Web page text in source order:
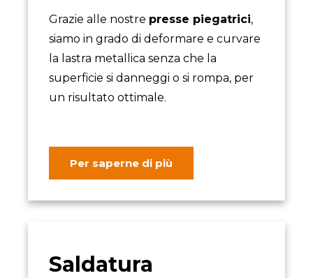
Grazie alle nostre presse piegatrici,
siamo in grado di deformare e curvare
la lastra metallica senza che la
superficie si danneggi o si rompa, per
un risultato ottimale.
Per saperne di più
Saldatura